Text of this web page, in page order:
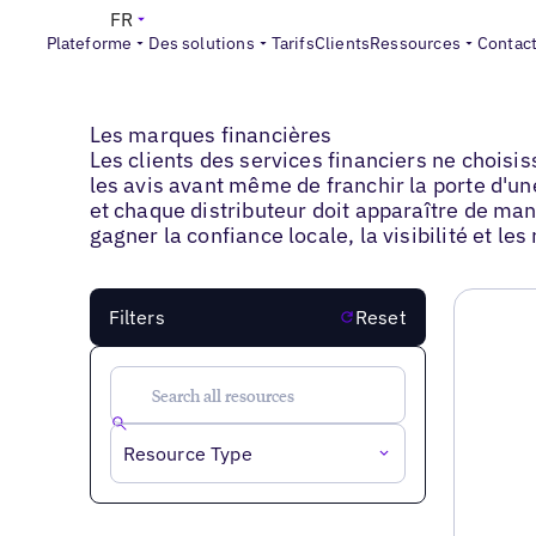
Plateforme Des solutions TarifsClientsRessources
FR
Blogs >Les marques financières
Les marques financières
Les clients des services financiers ne
les avis avant même de franchir la porte
et chaque distributeur doit apparaître de
gagner la confiance locale, la visibilité et
Filters Reset
Resource Type